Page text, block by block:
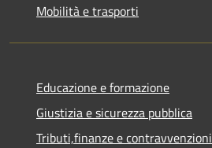
Mobilità e trasporti
Educazione e formazione
Giustizia e sicurezza pubblica
Tributi,finanze e contravvenzioni